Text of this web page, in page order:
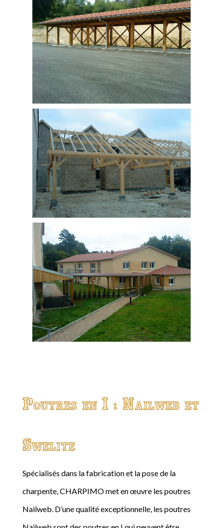
Poutres en I : Nailweb et
Swelite
Spécialisés dans la fabrication et la pose de la
charpente, CHARPIMO met en œuvre les poutres
Nailweb. D’une qualité exceptionnelle, les poutres